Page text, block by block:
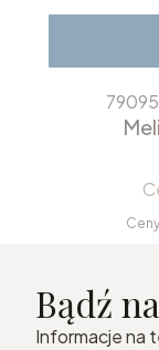
Bądź
Informacje na